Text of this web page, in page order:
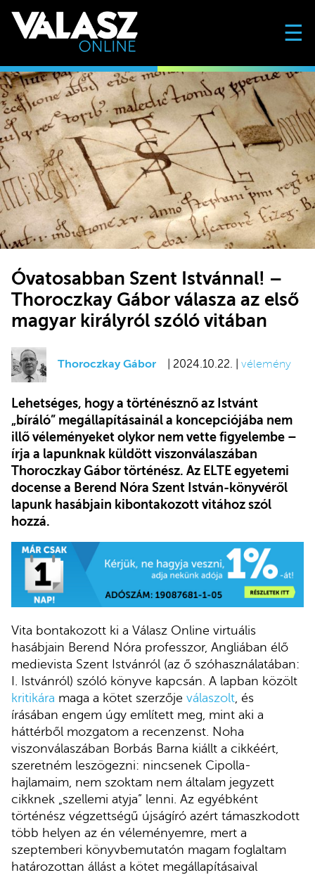
☰
Óvatosabban Szent Istvánnal! –
Thoroczkay Gábor válasza az első
magyar királyról szóló vitában
Thoroczkay Gábor | 2024.10.22. | vélemény
Lehetséges, hogy a történésznő az Istvánt
„bíráló” megállapításainál a koncepciójába nem
illő véleményeket olykor nem vette figyelembe –
írja a lapunknak küldött viszonválaszában
Thoroczkay Gábor történész. Az ELTE egyetemi
docense a Berend Nóra Szent István-könyvéről
lapunk hasábjain kibontakozott vitához szól
hozzá.
Vita bontakozott ki a Válasz Online virtuális
hasábjain Berend Nóra professzor, Angliában élő
medievista Szent Istvánról (az ő szóhasználatában:
I. Istvánról) szóló könyve kapcsán. A lapban közölt
kritikára maga a kötet szerzője válaszolt, és
írásában engem úgy említett meg, mint aki a
háttérből mozgatom a recenzenst. Noha
viszonválaszában Borbás Barna kiállt a cikkéért,
szeretném leszögezni: nincsenek Cipolla-
hajlamaim, nem szoktam nem általam jegyzett
cikknek „szellemi atyja” lenni. Az egyébként
történész végzettségű újságíró azért támaszkodott
több helyen az én véleményemre, mert a
szeptemberi könyvbemutatón magam foglaltam
határozottan állást a kötet megállapításaival